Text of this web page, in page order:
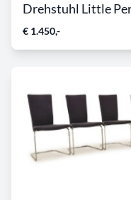
Drehstuhl Little
€ 1.450,-